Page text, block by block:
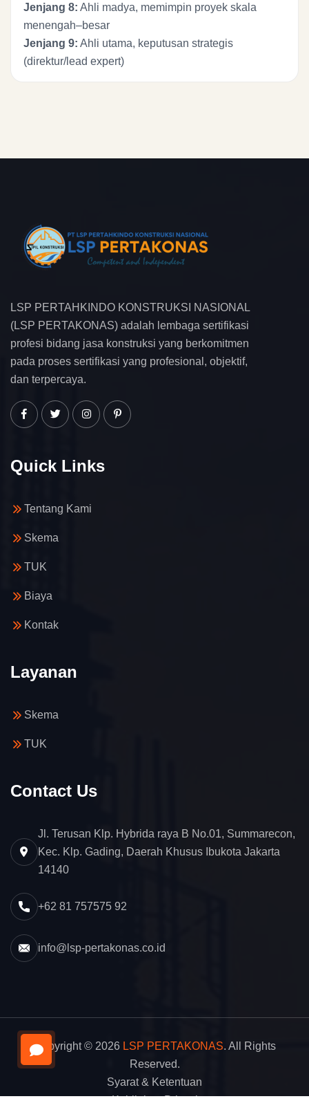
Jenjang 8: Ahli madya, memimpin proyek skala
menengah–besar
Jenjang 9: Ahli utama, keputusan strategis
(direktur/lead expert)
LSP PERTAHKINDO KONSTRUKSI NASIONAL
(LSP PERTAKONAS) adalah lembaga sertifikasi
profesi bidang jasa konstruksi yang berkomitmen
pada proses sertifikasi yang profesional, objektif,
dan terpercaya.
Quick Links
Tentang Kami
Skema
TUK
Biaya
Kontak
Layanan
Skema
TUK
Contact Us
Jl. Terusan Klp. Hybrida raya B No.01, Summarecon,
Kec. Klp. Gading, Daerah Khusus Ibukota Jakarta
14140
+62 81 757575 92
info@lsp-pertakonas.co.id
Copyright © 2026 LSP PERTAKONAS. All Rights
Reserved.
Syarat & Ketentuan